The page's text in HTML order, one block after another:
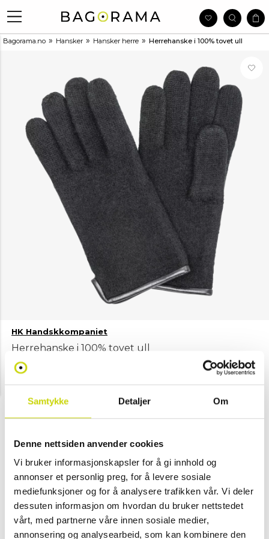
Samtykke Detaljer Om
Denne nettsiden anvender cookies
Vi bruker informasjonskapsler for å gi innhold og
annonser et personlig preg, for å levere sosiale
mediefunksjoner og for å analysere trafikken vår. Vi deler
dessuten informasjon om hvordan du bruker nettstedet
vårt, med partnerne våre innen sosiale medier,
annonsering og analysearbeid, som kan kombinere den
Bagorama.no » Hansker » Hansker herre » Herrehanske i 100% tovet ull
HK Handskkompaniet
Herrehanske i 100% tovet ull
NOK 499
Velg farge
Svart Mørk grå
Velg størrelse
XL M L